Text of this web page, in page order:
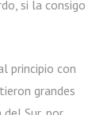
si la consigo
principio con
grandes